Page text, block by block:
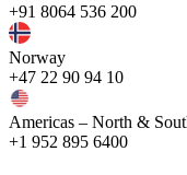
+91 8064 536 200
Norway
+47 22 90 94 10
Americas – North &
+1 952 895 6400